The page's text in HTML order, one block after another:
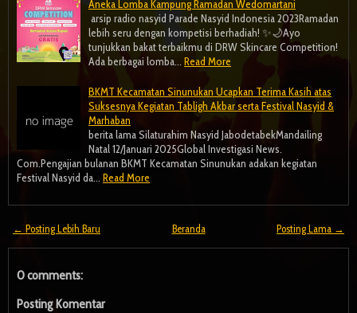
Aneka Lomba Kampung Ramadan Wedomartani
arsip radio nasyid Parade Nasyid Indonesia 2023Ramadan
lebih seru dengan kompetisi berhadiah! ✨🌙Ayo
tunjukkan bakat terbaikmu di DRW Skincare Competition!
Ada berbagai lomba… Read More
BKMT Kecamatan Sinunukan Ucapkan Terima Kasih atas
Suksesnya Kegiatan Tabligh Akbar serta Festival Nasyid &
Marhaban
berita lama Silaturahim Nasyid JabodetabekMandailing
Natal 12/Januari 2025Global Investigasi News.
Com.Pengajian bulanan BKMT Kecamatan Sinunukan adakan kegiatan
Festival Nasyid da… Read More
← Posting Lebih Baru Posting Lama →
Beranda
0 comments:
Posting Komentar